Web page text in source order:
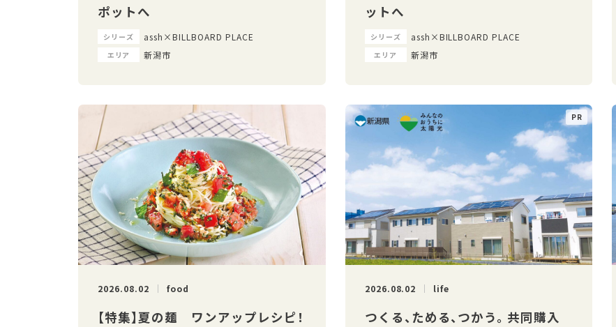
ポットへ
シリーズ assh×BILLBOARD PLACE
エリア 新潟市
ットへ
シリーズ assh×BILLBOARD PLACE
エリア 新潟市
2026.08.02 food
【特集】夏の麺 ワンアップレシピ！
2026.08.02 life
つくる、ためる、つかう。 共同購入